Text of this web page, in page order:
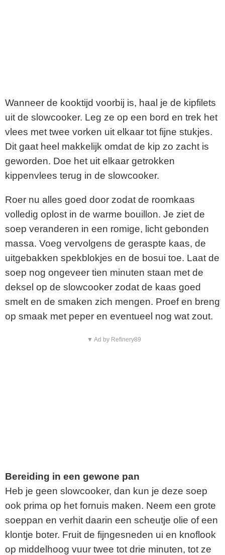
Wanneer de kooktijd voorbij is, haal je de kipfilets
uit de slowcooker. Leg ze op een bord en trek het
vlees met twee vorken uit elkaar tot fijne stukjes.
Dit gaat heel makkelijk omdat de kip zo zacht is
geworden. Doe het uit elkaar getrokken
kippenvlees terug in de slowcooker.
Roer nu alles goed door zodat de roomkaas
volledig oplost in de warme bouillon. Je ziet de
soep veranderen in een romige, licht gebonden
massa. Voeg vervolgens de geraspte kaas, de
uitgebakken spekblokjes en de bosui toe. Laat de
soep nog ongeveer tien minuten staan met de
deksel op de slowcooker zodat de kaas goed
smelt en de smaken zich mengen. Proef en breng
op smaak met peper en eventueel nog wat zout.
▼ Ad by Refinery89
Bereiding in een gewone pan
Heb je geen slowcooker, dan kun je deze soep
ook prima op het fornuis maken. Neem een grote
soeppan en verhit daarin een scheutje olie of een
klontje boter. Fruit de fijngesneden ui en knoflook
op middelhoog vuur twee tot drie minuten, tot ze